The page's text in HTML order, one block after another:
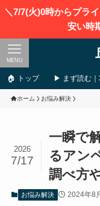
＼7/7(火)0時からプラ
安い時
MENU
🏠 トップ ▶ まず読む
ホーム お悩み解決
一瞬で
るアン
調べ方
2026
7/17
お悩み解決 2024年8